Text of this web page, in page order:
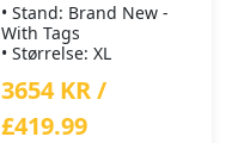
• Stand: Brand New -
With Tags
• Størrelse: XL
3654 KR /
£419.99